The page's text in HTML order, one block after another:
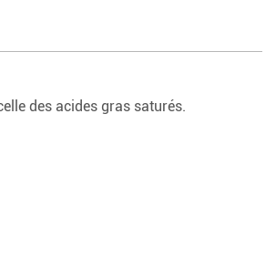
des acides gras saturés.